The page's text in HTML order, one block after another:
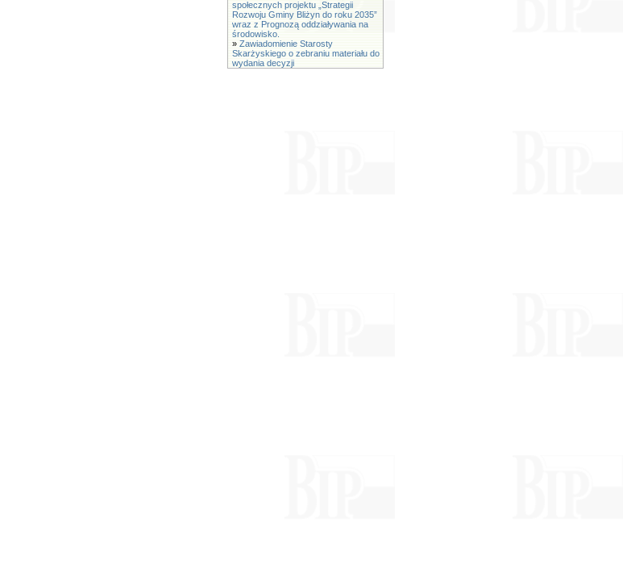
społecznych projektu „Strategii
Rozwoju Gminy Bliżyn do roku 2035”
wraz z Prognozą oddziaływania na
środowisko.
» Zawiadomienie Starosty
Skarżyskiego o zebraniu materiału do
wydania decyzji